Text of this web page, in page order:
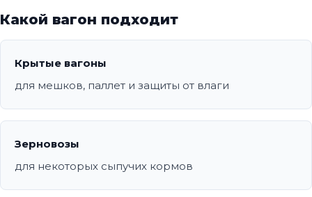
Какой вагон подходит
Крытые вагоны
для мешков, паллет и защиты от влаги
Зерновозы
для некоторых сыпучих кормов